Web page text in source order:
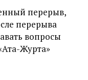
перерыв,
перерыва
вопросы
Журта»